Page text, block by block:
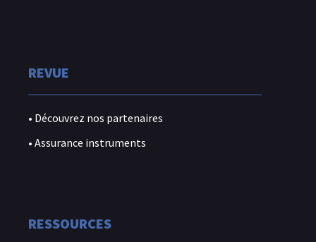
REVUE
• Découvrez nos partenaires
• Assurance instruments
RESSOURCES